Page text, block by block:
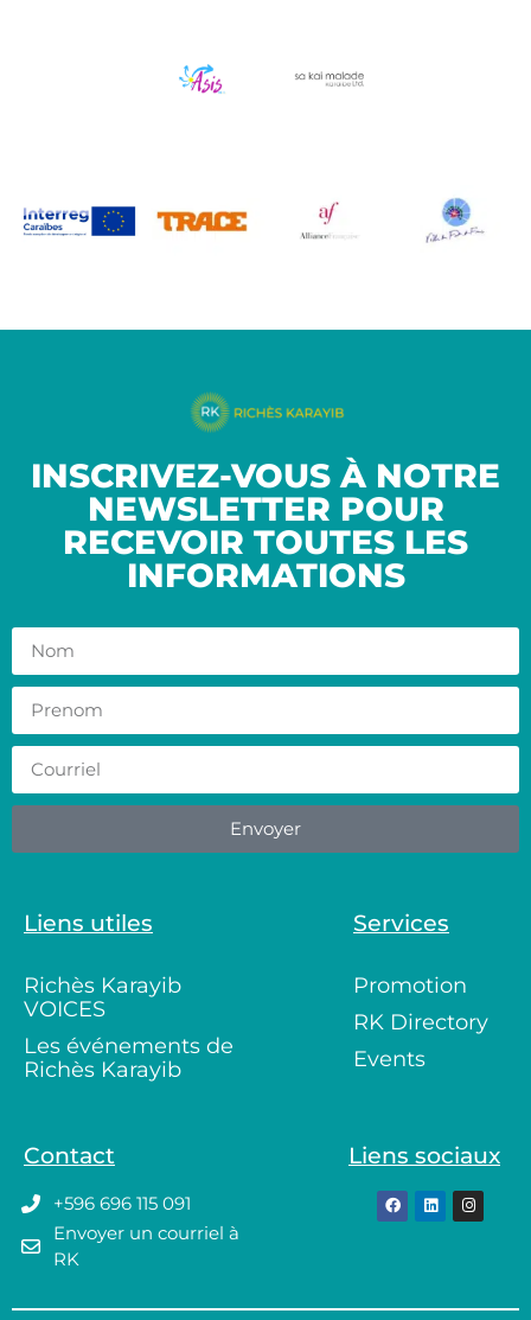
INSCRIVEZ-VOUS À NOTRE
NEWSLETTER POUR
RECEVOIR TOUTES LES
INFORMATIONS
Envoyer
Liens utiles
Richès Karayib
VOICES
Les événements de
Richès Karayib
Services
Promotion
RK Directory
Events
Contact
+596 696 115 091
Envoyer un courriel à
RK
Liens sociaux